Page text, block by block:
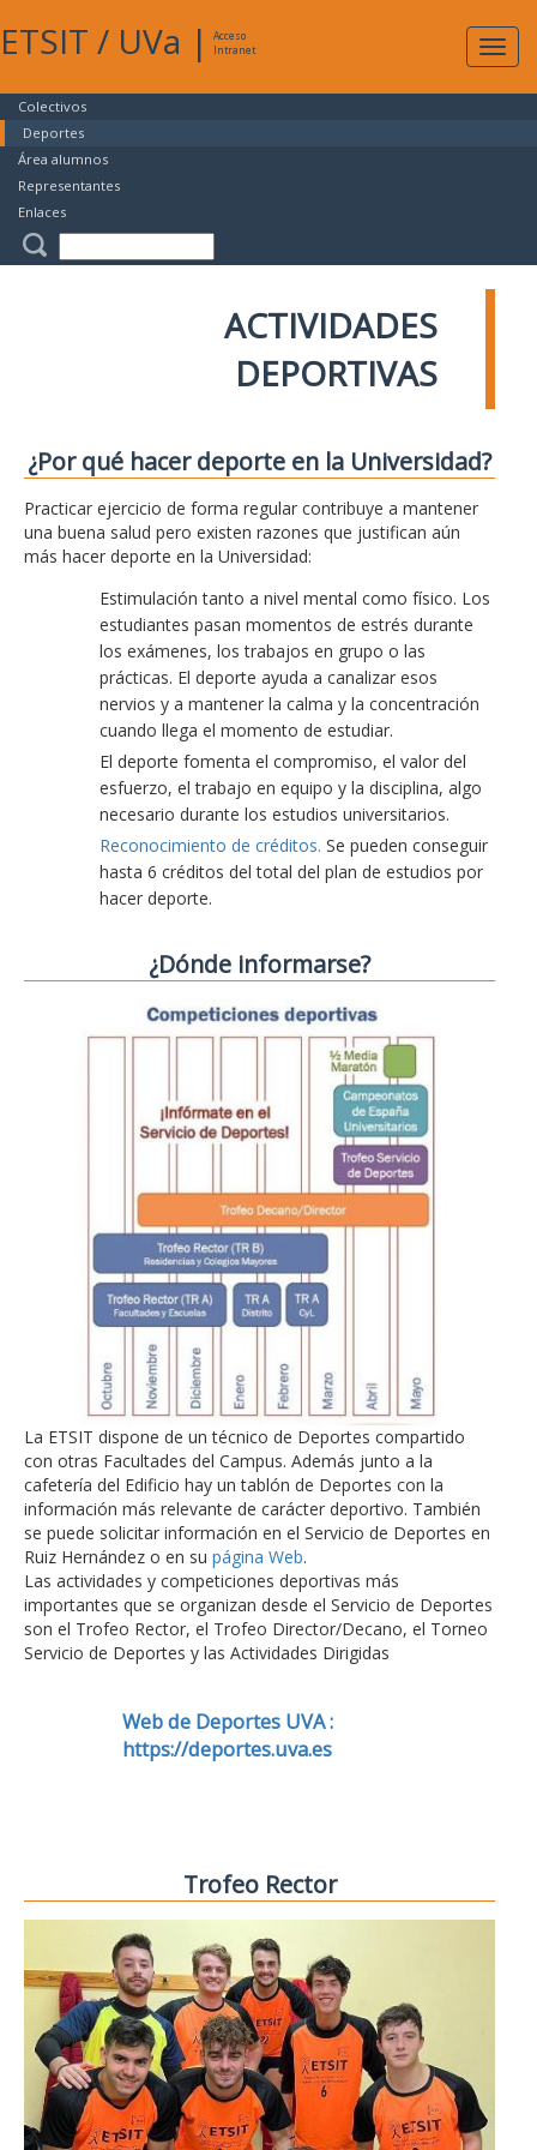
ETSIT / UVa |
Acceso
Intranet
Colectivos
Deportes
Área alumnos
Representantes
Enlaces
ACTIVIDADES
DEPORTIVAS
¿Por qué hacer deporte en la Universidad?
Practicar ejercicio de forma regular contribuye a mantener
una buena salud pero existen razones que justifican aún
más hacer deporte en la Universidad:
Estimulación tanto a nivel mental como físico. Los
estudiantes pasan momentos de estrés durante
los exámenes, los trabajos en grupo o las
prácticas. El deporte ayuda a canalizar esos
nervios y a mantener la calma y la concentración
cuando llega el momento de estudiar.
El deporte fomenta el compromiso, el valor del
esfuerzo, el trabajo en equipo y la disciplina, algo
necesario durante los estudios universitarios.
Reconocimiento de créditos. Se pueden conseguir
hasta 6 créditos del total del plan de estudios por
hacer deporte.
¿Dónde informarse?
La ETSIT dispone de un técnico de Deportes compartido
con otras Facultades del Campus. Además junto a la
cafetería del Edificio hay un tablón de Deportes con la
información más relevante de carácter deportivo. También
se puede solicitar información en el Servicio de Deportes en
Ruiz Hernández o en su página Web.
Las actividades y competiciones deportivas más
importantes que se organizan desde el Servicio de Deportes
son el Trofeo Rector, el Trofeo Director/Decano, el Torneo
Servicio de Deportes y las Actividades Dirigidas
Web de Deportes UVA :
https://deportes.uva.es
Trofeo Rector